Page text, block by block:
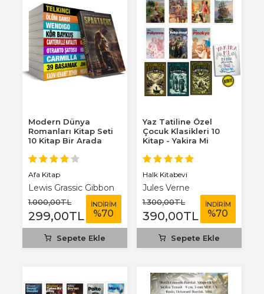
Modern Dünya
Romanları Kitap Seti
10 Kitap Bir Arada
Afa Kitap
Lewis Grassic Gibbon
1.000,00TL
299,00TL
İNDİRİM
%70
Sepete Ekle
Yaz Tatiline Özel
Çocuk Klasikleri 10
Kitap - Yakira Mi
Halk Kitabevi
Jules Verne
1.300,00TL
390,00TL
İNDİRİM
%70
Sepete Ekle